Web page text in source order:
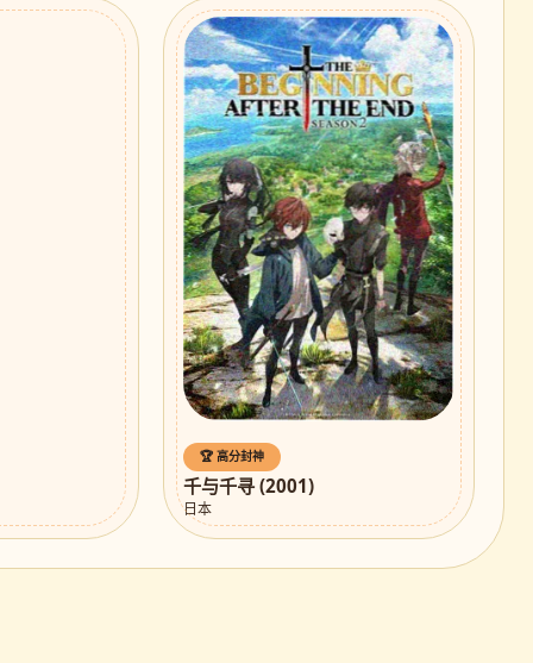
🏆 高分封神
千与千寻 (2001)
日本